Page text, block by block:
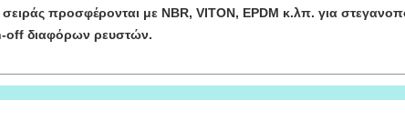
σειράς προσφέρονται με NBR, VITON, EPDM κ.λπ. για
off διαφόρων ρευστών.